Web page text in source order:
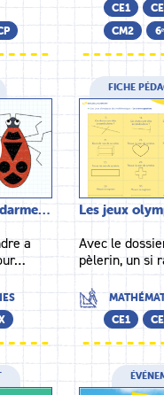
CE1
CM2
6ᵉ
a
FICHE
Les jeux
Avec le
pèlerin, un si
CE1